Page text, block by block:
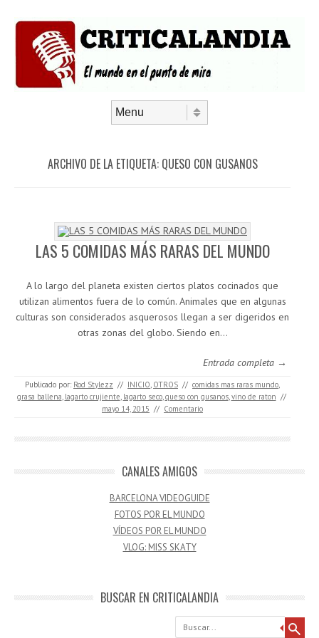
ARCHIVO DE LA ETIQUETA: QUESO CON GUSANOS
LAS 5 COMIDAS MÁS RARAS DEL MUNDO
A lo largo del planeta existen ciertos platos cocinados que
utilizan alimentos fuera de lo común. Animales que en algunas
culturas son considerados asquerosos llegan a ser digeridos en
otras zonas del globo. Siendo en…
Entrada completa →
Publicado por: Rod Stylezz // INICIO, OTROS // comidas mas raras mundo,
grasa ballena, lagarto crujiente, lagarto seco,queso con gusanos,vino de raton //
mayo 14, 2015 // Comentario
CANALES AMIGOS
BARCELONA VIDEOGUIDE
FOTOS POR EL MUNDO
VÍDEOS POR EL MUNDO
VLOG: MISS SKATY
BUSCAR EN CRITICALANDIA
Buscar